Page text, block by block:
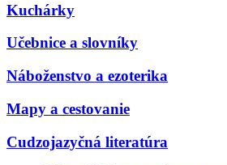
Kuchárky
Učebnice a slovníky
Náboženstvo a ezoterika
Mapy a cestovanie
Cudzojazyčná literatúra